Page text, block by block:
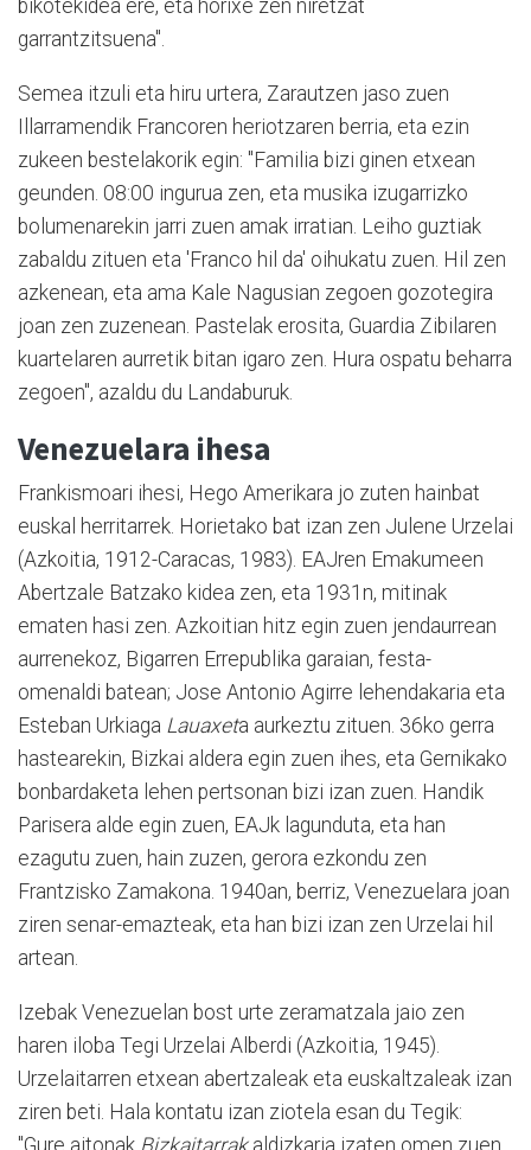
bikotekidea ere, eta horixe zen niretzat
garrantzitsuena".
Semea itzuli eta hiru urtera, Zarautzen jaso zuen
Illarramendik Francoren heriotzaren berria, eta ezin
zukeen bestelakorik egin: "Familia bizi ginen etxean
geunden. 08:00 ingurua zen, eta musika izugarrizko
bolumenarekin jarri zuen amak irratian. Leiho guztiak
zabaldu zituen eta 'Franco hil da' oihukatu zuen. Hil zen
azkenean, eta ama Kale Nagusian zegoen gozotegira
joan zen zuzenean. Pastelak erosita, Guardia Zibilaren
kuartelaren aurretik bitan igaro zen. Hura ospatu beharra
zegoen", azaldu du Landaburuk.
Venezuelara ihesa
Frankismoari ihesi, Hego Amerikara jo zuten hainbat
euskal herritarrek. Horietako bat izan zen Julene Urzelai
(Azkoitia, 1912-Caracas, 1983). EAJren Emakumeen
Abertzale Batzako kidea zen, eta 1931n, mitinak
ematen hasi zen. Azkoitian hitz egin zuen jendaurrean
aurrenekoz, Bigarren Errepublika garaian, festa-
omenaldi batean; Jose Antonio Agirre lehendakaria eta
Esteban Urkiaga Lauaxeta aurkeztu zituen. 36ko gerra
hastearekin, Bizkai aldera egin zuen ihes, eta Gernikako
bonbardaketa lehen pertsonan bizi izan zuen. Handik
Parisera alde egin zuen, EAJk lagunduta, eta han
ezagutu zuen, hain zuzen, gerora ezkondu zen
Frantzisko Zamakona. 1940an, berriz, Venezuelara joan
ziren senar-emazteak, eta han bizi izan zen Urzelai hil
artean.
Izebak Venezuelan bost urte zeramatzala jaio zen
haren iloba Tegi Urzelai Alberdi (Azkoitia, 1945).
Urzelaitarren etxean abertzaleak eta euskaltzaleak izan
ziren beti. Hala kontatu izan ziotela esan du Tegik:
"Gure aitonak Bizkaitarrakaldizkaria izaten omen zuen